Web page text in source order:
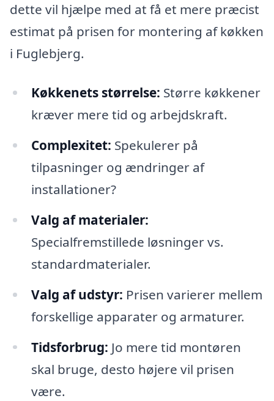
dette vil hjælpe med at få et mere præcist
estimat på prisen for montering af køkken
i Fuglebjerg.
Køkkenets størrelse: Større køkkener
kræver mere tid og arbejdskraft.
Complexitet: Spekulerer på
tilpasninger og ændringer af
installationer?
Valg af materialer:
Specialfremstillede løsninger vs.
standardmaterialer.
Valg af udstyr: Prisen varierer mellem
forskellige apparater og armaturer.
Tidsforbrug: Jo mere tid montøren
skal bruge, desto højere vil prisen
være.